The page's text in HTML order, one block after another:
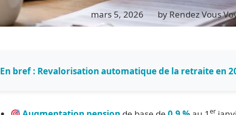
mars 5, 2026 by Rendez Vous
En bref : Revalorisation automatique de la retraite en
er